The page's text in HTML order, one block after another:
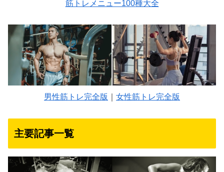
筋トレメニュー100種大全
男性筋トレ完全版 女性筋トレ完全版
主要記事一覧